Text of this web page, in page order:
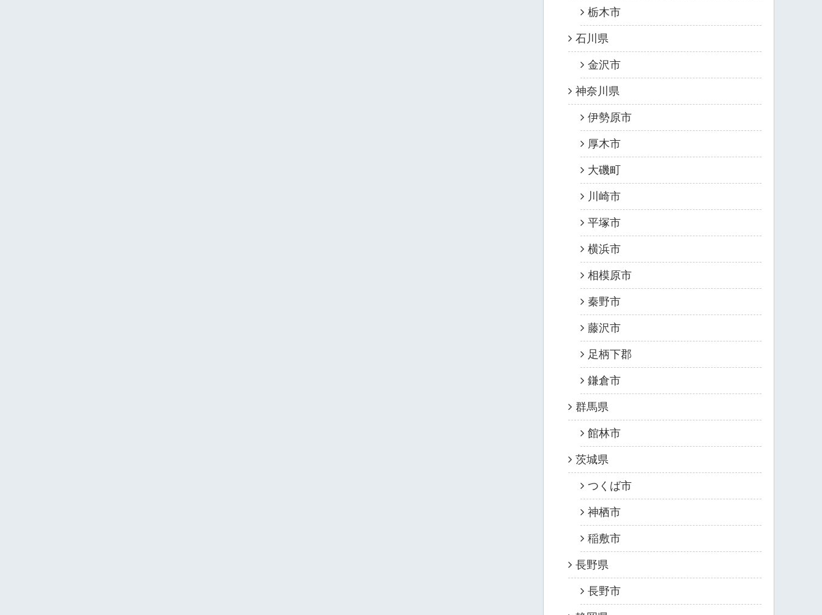
栃木市
石川県
金沢市
神奈川県
伊勢原市
厚木市
大磯町
川崎市
平塚市
横浜市
相模原市
秦野市
藤沢市
足柄下郡
鎌倉市
群馬県
館林市
茨城県
つくば市
神栖市
稲敷市
長野県
長野市